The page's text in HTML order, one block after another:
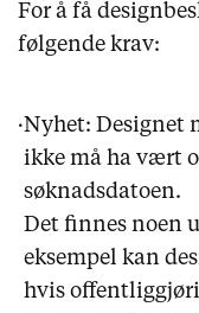
For å få
følgende krav:
·Nyhet: Designet
ikke må ha vært
søknadsdatoen.
Det finnes noen
eksempel kan
hvis